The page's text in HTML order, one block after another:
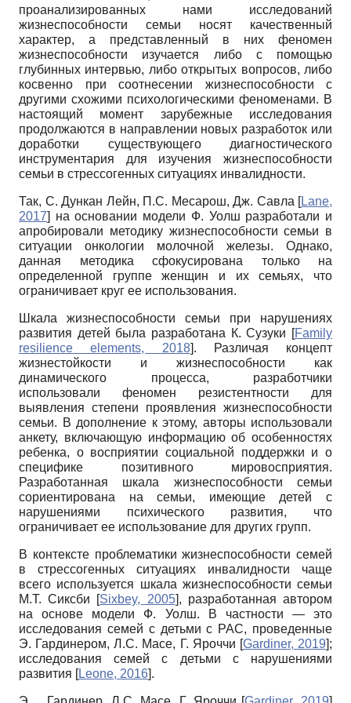
проанализированных нами исследований
жизнеспособности семьи носят качественный
характер, а представленный в них феномен
жизнеспособности изучается либо с помощью
глубинных интервью, либо открытых вопросов, либо
косвенно при соотнесении жизнеспособности с
другими схожими психологическими феноменами. В
настоящий момент зарубежные исследования
продолжаются в направлении новых разработок или
доработки существующего диагностического
инструментария для изучения жизнеспособности
семьи в стрессо­генных ситуациях инвалидности.
Так, C. Дункан Лейн, П.С. Месарош, Дж. Савла [Lane,
2017] на основании модели Ф. Уолш разработали и
апробировали методику жизнеспособности семьи в
ситуации онкологии молочной железы. Однако,
данная методика сфокусирована только на
определенной группе женщин и их семьях, что
ограничивает круг ее использования.
Шкала жизнеспособности семьи при нарушениях
развития детей была разработана К. Сузуки [Family
resilience elements, 2018]. Различая концепт
жизнестойкости и жизнеспособности как
динамического процесса, разработчики
использовали феномен резистентности для
выявления степени проявления жизнеспособности
семьи. В дополнение к этому, авторы использовали
анкету, включающую информацию об особенностях
ребенка, о восприятии социальной поддержки и о
специфике позитивного мировосприятия.
Разработанная шкала жизнеспособности семьи
сориентирована на семьи, имеющие детей с
нарушениями психического развития, что
ограничивает ее использование для других групп.
В контексте проблематики жизнеспособности семей
в стрессогенных ситуациях инвалидности чаще
всего используется шкала жизнеспособности семьи
М.Т. Сиксби [Sixbey, 2005], разработанная автором
на основе модели Ф. Уолш. В частности — это
исследования семей с детьми с РАС, проведенные
Э. Гардинером, Л.С. Масе, Г. Яроччи [Gardiner, 2019];
исследования семей с детьми с нарушениями
развития [Leone, 2016].